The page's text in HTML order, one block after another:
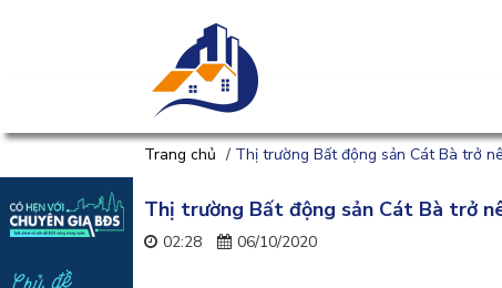
Trang chủ / Thị trường Bất động sản Cát Bà trở
Thị trường Bất động sản Cát Bà trở
02:28 06/10/2020